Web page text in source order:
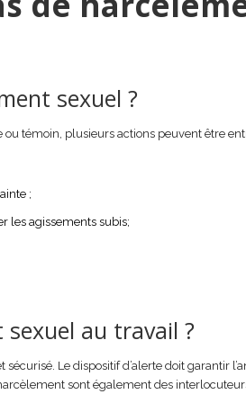
sexuel ?
témoin, plusieurs actions peuvent être
;
les agissements subis;
au travail ?
Le dispositif d’alerte doit garantir
sont également des